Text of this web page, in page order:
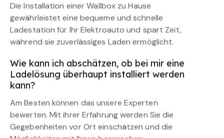
Die Installation einer Wallbox zu Hause
gewährleistet eine bequeme und schnelle
Ladestation für Ihr Elektroauto und spart Zeit,
während sie zuverlässiges Laden ermöglicht.
Wie kann ich abschätzen, ob bei mir eine
Ladelösung überhaupt installiert werden
kann?
Am Besten können das unsere Experten
bewerten. Mit ihrer Erfahrung werden Sie die
Gegebenheiten vor Ort einschätzen und die